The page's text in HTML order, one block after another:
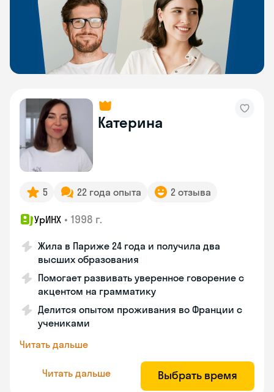
Катерина
5 22 года опыта 2 отзыва
УрИНХ • 1998 г.
Жила в Париже 24 года и получила два
высших образования
Помогает развивать уверенное говорение с
акцентом на грамматику
Делится опытом проживания во Франции с
учениками
Читать дальше
Читать дальше Выбрать время